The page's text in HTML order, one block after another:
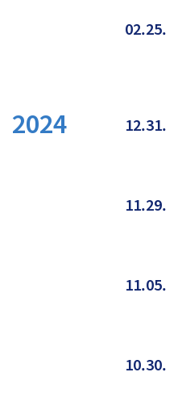
02.25.
2024 12.31.
11.29.
11.05.
10.30.